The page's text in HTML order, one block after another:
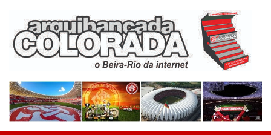
content
Arquibancada Colorada